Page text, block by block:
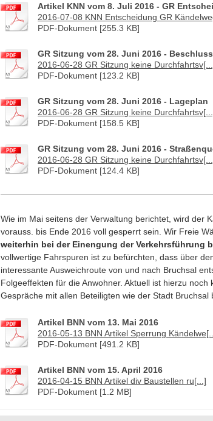
Artikel KNN vom 8. Juli 2016 - GR
2016-07-08 KNN Entscheidung GR
PDF-Dokument [255.3 KB]
GR Sitzung vom 28. Juni 2016 -
2016-06-28 GR Sitzung keine
PDF-Dokument [123.2 KB]
GR Sitzung vom 28. Juni 2016 - Lageplan
2016-06-28 GR Sitzung keine
PDF-Dokument [158.5 KB]
GR Sitzung vom 28. Juni 2016 -
2016-06-28 GR Sitzung keine
PDF-Dokument [124.4 KB]
Wie im Mai seitens der Verwaltung berichtet, wird der
vorauss. bis Ende 2016 voll gesperrt sein. Wir Freie
weiterhin bei der Einengung der Verkehrsführung
vollwertige Fahrspuren ist zu befürchten, dass über
interessante Ausweichroute von und nach Bruchsal
Folgeeffekten für die Anwohner. Aktuell ist hierzu
Gespräche mit allen Beteiligten wie der Stadt Bruchsal
Artikel BNN vom 13. Mai 2016
2016-05-13 BNN Artikel Sperrung
PDF-Dokument [491.2 KB]
Artikel BNN vom 15. April 2016
2016-04-15 BNN Artikel div Baustellen ru[...]
PDF-Dokument [1.2 MB]